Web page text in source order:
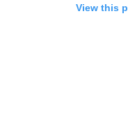
View this